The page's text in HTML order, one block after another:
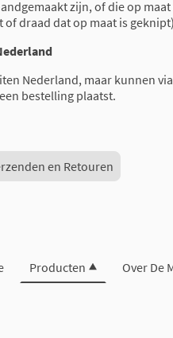
zijn, of die op
of draad dat op maat is
Nederland, maar kunnen
bestelling plaatst.
en Retouren
Producten Over De